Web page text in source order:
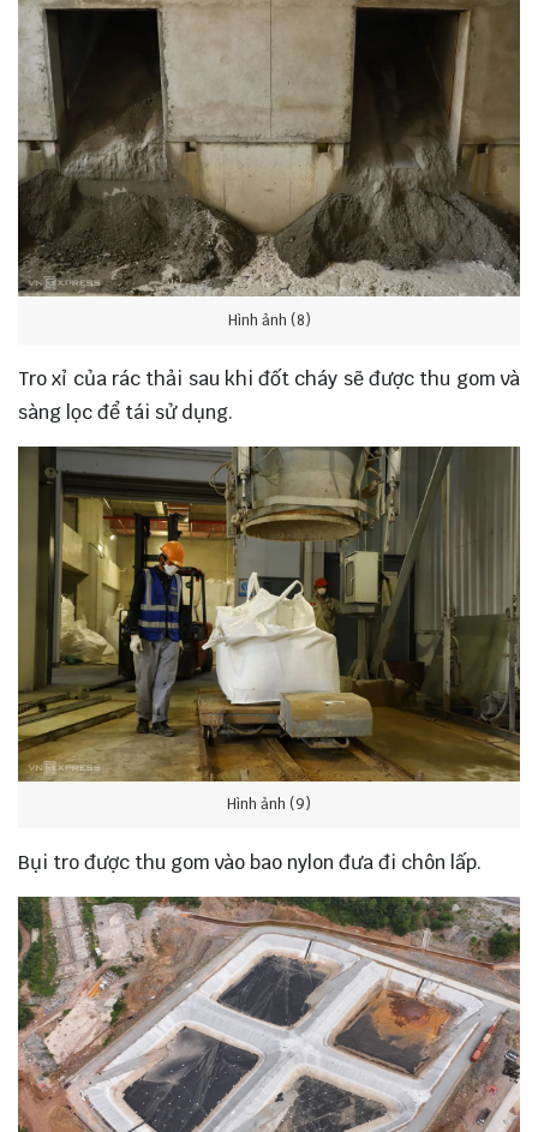
Hình ảnh (8)
Tro xỉ của rác thải sau khi đốt cháy sẽ được thu gom và
sàng lọc để tái sử dụng.
Hình ảnh (9)
Bụi tro được thu gom vào bao nylon đưa đi chôn lấp.